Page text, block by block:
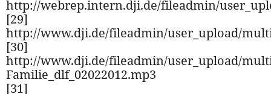
http://webrep.intern.dji.de/fileadmin/
[29]
http://www.dji.de/fileadmin/user_upload/
[30]
http://www.dji.de/fileadmin/user_upload/
Familie_dlf_02022012.mp3
[31]